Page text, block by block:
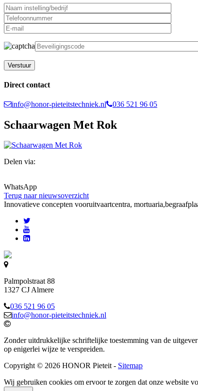
Direct contact
info@honor-pieteitstechniek.nl 036 521 96 05
Schaarwagen Met Rok
Delen via:
WhatsApp
Terug naar nieuwsoverzicht
Innovatieve concepten vooruitvaartcentra,
Palmpolstraat 88
1327 CJ Almere
036 521 96 05
info@honor-pieteitstechniek.nl
Zonder uitdrukkelijke schriftelijke toestemming van de
op enigerlei wijze te verspreiden.
Copyright © 2026 HONOR Pieteit - Sitemap
Wij gebruiken cookies om ervoor te zorgen dat onze website